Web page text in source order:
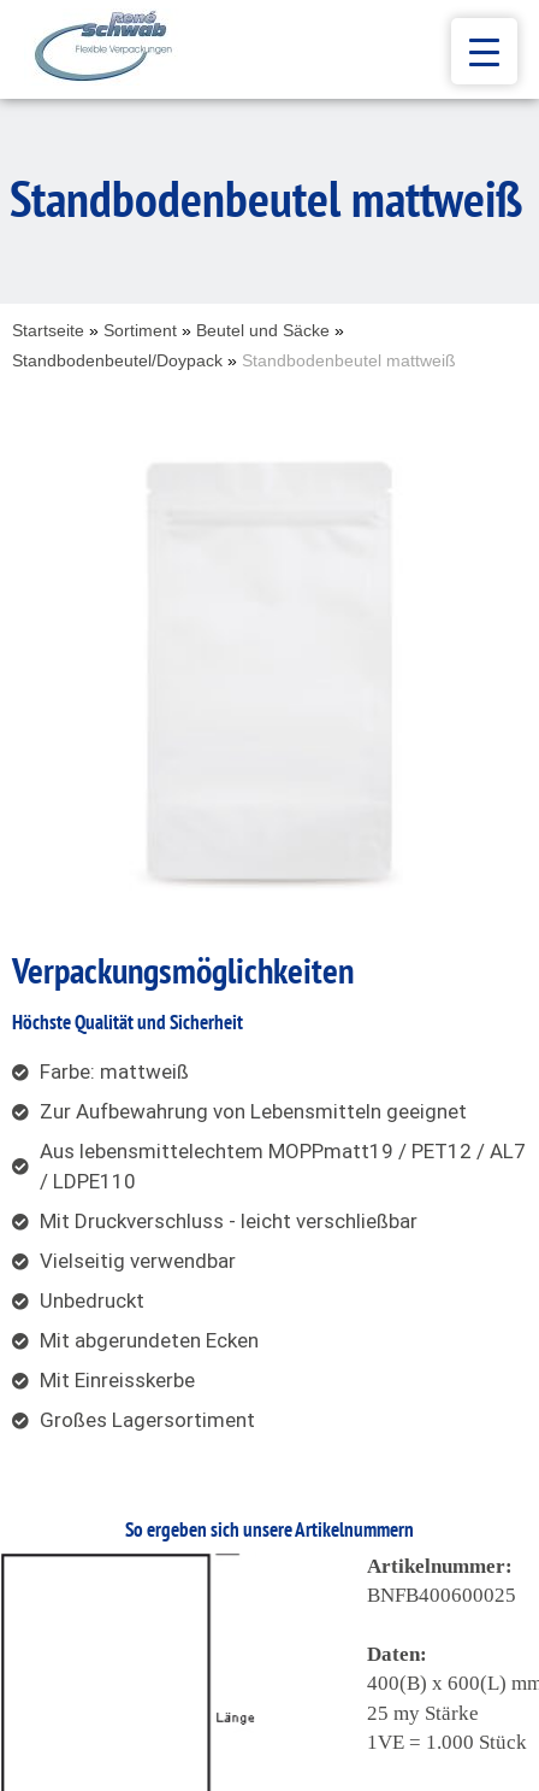
Standbodenbeutel mattweiß
Startseite » Sortiment » Beutel und Säcke »
Standbodenbeutel/Doypack » Standbodenbeutel mattweiß
Verpackungsmöglichkeiten
Höchste Qualität und Sicherheit
Farbe: mattweiß
Zur Aufbewahrung von Lebensmitteln geeignet
Aus lebensmittelechtem MOPPmatt19 / PET12 / AL7
/ LDPE110
Mit Druckverschluss - leicht verschließbar
Vielseitig verwendbar
Unbedruckt
Mit abgerundeten Ecken
Mit Einreisskerbe
Großes Lagersortiment
So ergeben sich unsere Artikelnummern